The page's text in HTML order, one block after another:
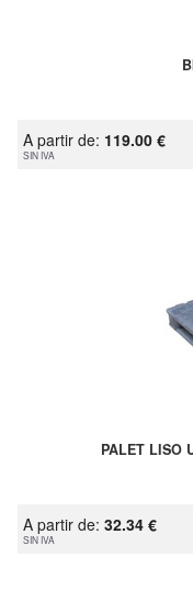
A partir de: 119.00 €
SIN IVA
PALET LISO
A partir de: 32.34 €
SIN IVA